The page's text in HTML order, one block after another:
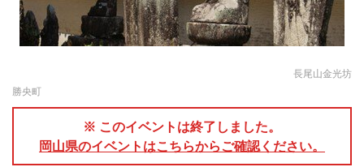
長尾山金光坊
勝央町
※ このイベントは終了しました。
岡山県のイベントはこちらからご確認ください。